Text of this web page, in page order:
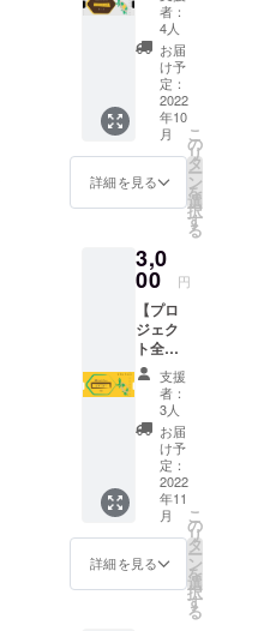
家製の
オリジ
ナル
「ジン
トニッ
ク」
を、浮
木に訪
れた時
に提供
致しま
ント
ニック
開発秘
話を経
て、浮
木のオ
リジナ
ルジン
トニッ
クが完
成しま
した！
浮木の
ジント
ニック
の味を
是非、
者：
4人
お届
け予
定：
2022
年10
月
詳細を見る
こ
の
リ
タ
ー
ン
を
選
択
す
る
3,0
00 円
【プロ
ジェク
ト全力
応援】
プロ
ジェク
トを全
力応援
してく
れると
いう方
には、
浮木の
オリジ
ナルス
テッ
支援
者：
3人
お届
け予
定：
2022
年11
月
詳細を見る
こ
の
リ
タ
ー
ン
を
選
択
す
る